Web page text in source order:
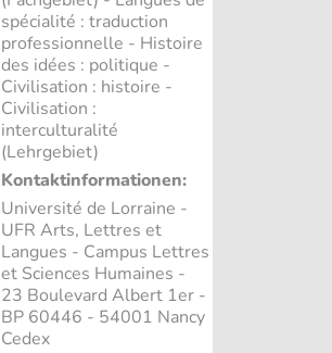
spécialité : traduction
professionnelle - Histoire
des idées : politique -
Civilisation : histoire -
Civilisation :
interculturalité
(Lehrgebiet)
Kontaktinformationen:
Université de Lorraine -
UFR Arts, Lettres et
Langues - Campus Lettres
et Sciences Humaines -
23 Boulevard Albert 1er -
BP 60446 - 54001 Nancy
Cedex